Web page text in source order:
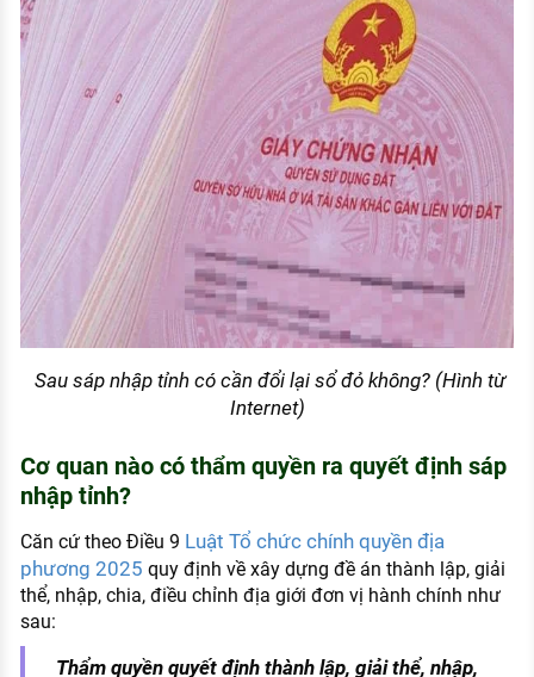
Sau sáp nhập tỉnh có cần đổi lại sổ đỏ không? (Hình từ
Internet)
Cơ quan nào có thẩm quyền ra quyết định sáp
nhập tỉnh?
Căn cứ theo Điều 9 Luật Tổ chức chính quyền địa
phương 2025 quy định về xây dựng đề án thành lập, giải
thể, nhập, chia, điều chỉnh địa giới đơn vị hành chính như
sau:
Thẩm quyền quyết định thành lập, giải thể, nhập,